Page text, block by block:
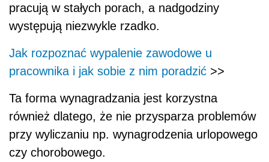
pracują w stałych porach, a nadgodziny
występują niezwykle rzadko.
Jak rozpoznać wypalenie zawodowe u
pracownika i jak sobie z nim poradzić >>
Ta forma wynagradzania jest korzystna
również dlatego, że nie przysparza problemów
przy wyliczaniu np. wynagrodzenia urlopowego
czy chorobowego.